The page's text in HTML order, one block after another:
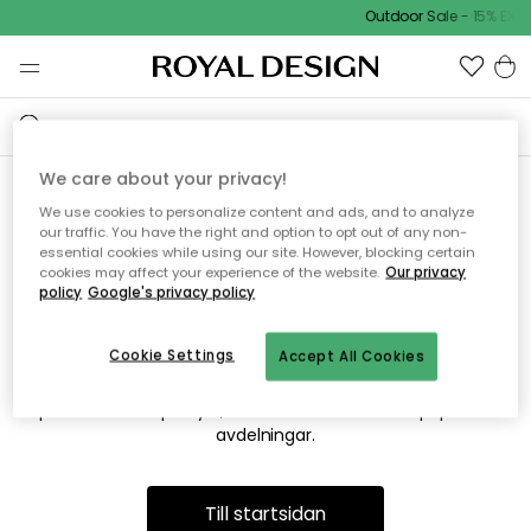
Outdoor Sale - 15%
Vi hittar tyvärr inte sidan du
söker
Detta kan bero på att sidan inte längre finns eller att den har
flyttats. Vi ber om ursäkt för besväret. I menyn ovan kan du
prova att söka på nytt, eller besöka en av våra populära
avdelningar.
Till startsidan
We care about your privacy!
We use cookies to personalize content and ads, and to analyze
our traffic. You have the right and option to opt out of any non-
essential cookies while using our site. However, blocking certain
cookies may affect your experience of the website. Our privacy
policy Google's privacy policy
Accept All Cookies
Cookie Settings